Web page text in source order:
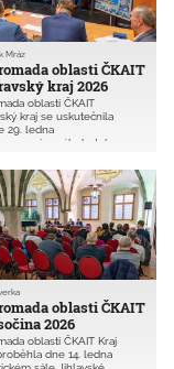
oblasti ČKAIT
kraj 2026
Mráz
oblasti ČKAIT
kraj se uskutečnila
29. ledna
sále hotelu
4 854 členů oblasti
se jí 118 autorizovaných
všech členů oblasti).
oblasti ČKAIT
2026
oblasti ČKAIT Kraj
dne 14. ledna